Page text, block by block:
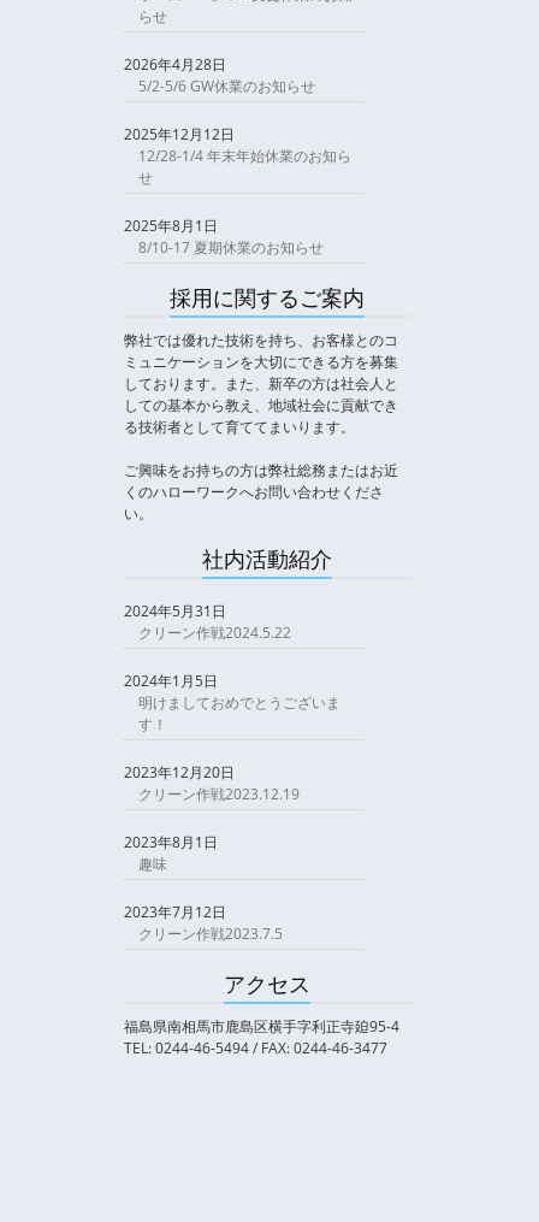
らせ
2026年4月28日
5/2-5/6 GW休業のお知らせ
2025年12月12日
12/28-1/4 年末年始休業のお知ら
せ
2025年8月1日
8/10-17 夏期休業のお知らせ
採用に関するご案内
弊社では優れた技術を持ち、お客様とのコ
ミュニケーションを大切にできる方を募集
しております。また、新卒の方は社会人と
しての基本から教え、地域社会に貢献でき
る技術者として育ててまいります。
ご興味をお持ちの方は弊社総務またはお近
くのハローワークへお問い合わせくださ
い。
社内活動紹介
2024年5月31日
クリーン作戦2024.5.22
2024年1月5日
明けましておめでとうございま
す！
2023年12月20日
クリーン作戦2023.12.19
2023年8月1日
趣味
2023年7月12日
クリーン作戦2023.7.5
アクセス
福島県南相馬市鹿島区横手字利正寺廹95-4
TEL: 0244-46-5494 / FAX: 0244-46-3477